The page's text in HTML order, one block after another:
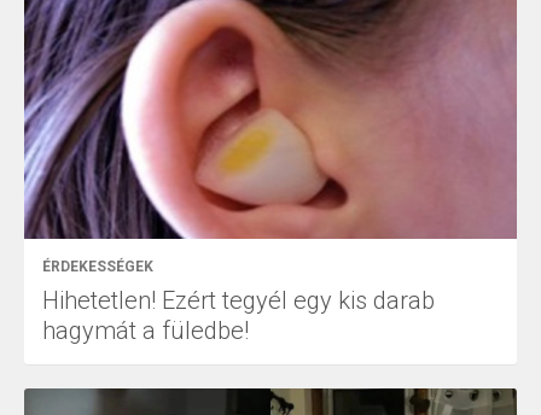
ÉRDEKESSÉGEK
Hihetetlen! Ezért tegyél egy kis darab
hagymát a füledbe!